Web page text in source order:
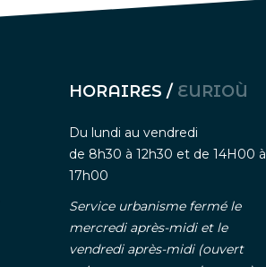
HORAIRES / EURIOÙ
Du lundi au vendredi
de 8h30 à 12h30 et de 14H00 à
17h00
Service urbanisme fermé le
mercredi après-midi et le
vendredi après-midi (ouvert